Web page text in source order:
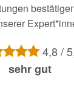
4,8 /
sehr gut